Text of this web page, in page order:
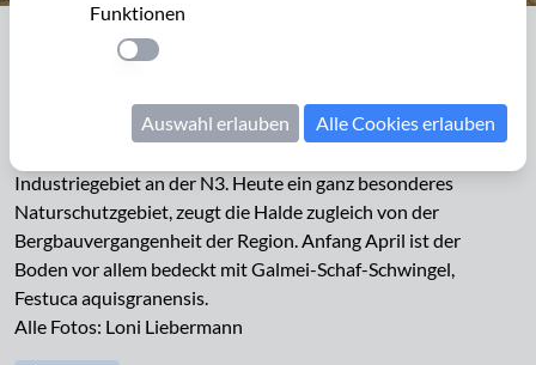
Galmeihalde Vieille Montagne /
Die schwermetallhaltige Galmei-Halde von Kelmis liegt
Industriegebiet an der N3. Heute ein ganz besonderes
Naturschutzgebiet, zeugt die Halde zugleich von der
Bergbauvergangenheit der Region. Anfang April ist der
Boden vor allem bedeckt mit Galmei-Schaf-Schwingel,
Festuca aquisgranensis.
Alle Fotos: Loni Liebermann
Funktionen
Einstellung anwenden
Auswahl erlauben Alle Cookies erlauben